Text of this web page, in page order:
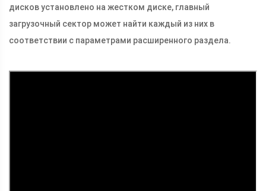
дисков установлено на жестком диске, главный
загрузочный сектор может найти каждый из них в
соответствии с параметрами расширенного раздела.